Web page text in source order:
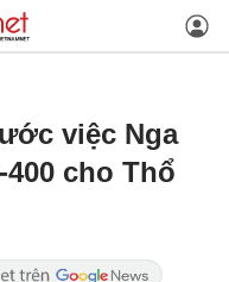
việc Nga
cho Thổ